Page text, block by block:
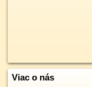
Viac o nás